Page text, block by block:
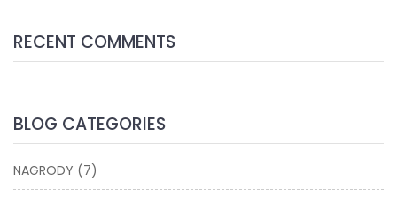
RECENT COMMENTS
BLOG CATEGORIES
NAGRODY (7)